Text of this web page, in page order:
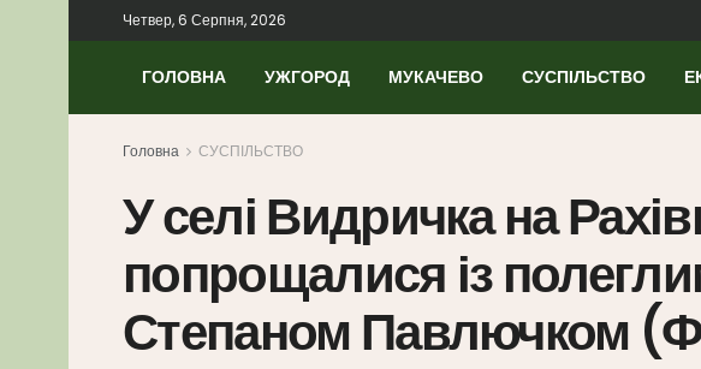
Четвер, 6 Серпня, 2026
ГОЛОВНА УЖГОРОД МУКАЧЕВО СУСПІЛЬСТВО
Головна СУСПІЛЬСТВО
У селі Видричка на
попрощалися із
Степаном Павлючком